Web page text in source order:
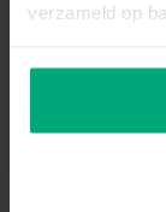
verzameld op